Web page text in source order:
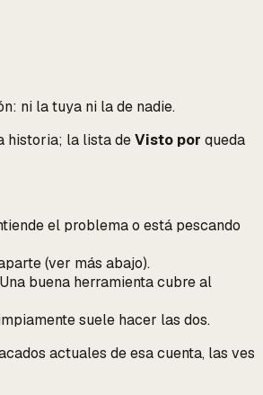
ni la tuya ni la de nadie.
historia; la lista deVisto por queda
el problema o está pescando
(ver más abajo).
buena herramienta cubre al
suele hacer las dos.
actuales de esa cuenta, las ves